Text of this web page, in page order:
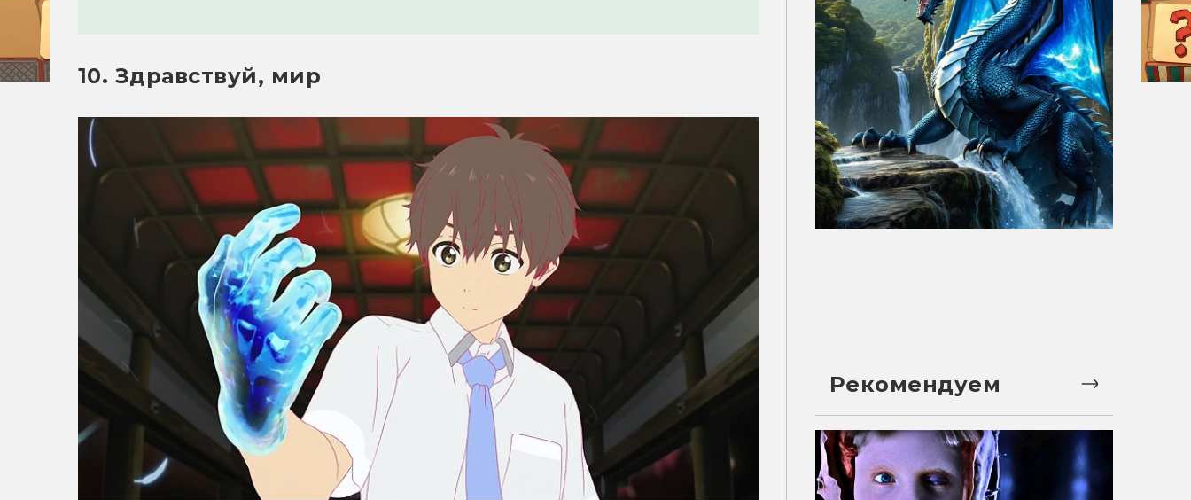
10. Здравствуй, мир
Рекомендуем